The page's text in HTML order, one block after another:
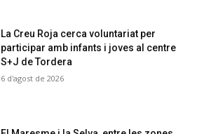
La Creu Roja cerca voluntariat per
participar amb infants i joves al centre
S+J de Tordera
6 d'agost de 2026